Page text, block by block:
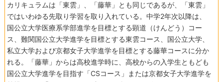
カリキュラムは「東雲」、「藤華」とも同じであるが、「東雲」
ではいわゆる先取り学習を取り入れている。中学2年次以降は、
国公立大学医療系学部進学を目標とする顕道（けんどう）コー
ス、難関国公立大学進学を目標とする東雲コース、国公立大学、
私立大学および京都女子大学進学を目標とする藤華コースに分か
れる。「藤華」からは高校進学時に、高校からの入学生ともども
国公立大学進学を目指す「CSコース」または京都女子大学進学を